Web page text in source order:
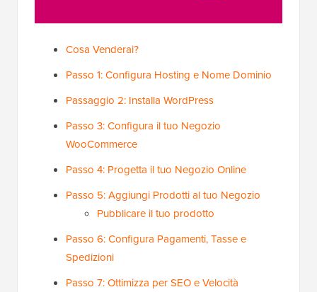
Cosa Venderai?
Passo 1: Configura Hosting e Nome Dominio
Passaggio 2: Installa WordPress
Passo 3: Configura il tuo Negozio
WooCommerce
Passo 4: Progetta il tuo Negozio Online
Passo 5: Aggiungi Prodotti al tuo Negozio
Pubblicare il tuo prodotto
Passo 6: Configura Pagamenti, Tasse e
Spedizioni
Passo 7: Ottimizza per SEO e Velocità